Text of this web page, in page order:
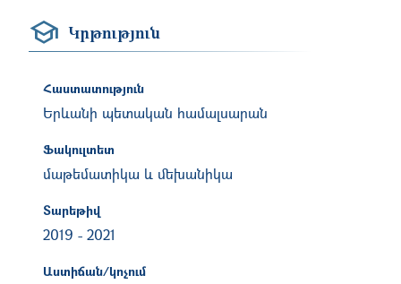
Կրթություն
Հաստատություն
Երևանի պետական համալսարան
Ֆակուլտետ
մաթեմատիկա և մեխանիկա
Տարեթիվ
2019 - 2021
Աստիճան/կոչում